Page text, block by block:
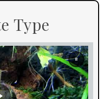
Type